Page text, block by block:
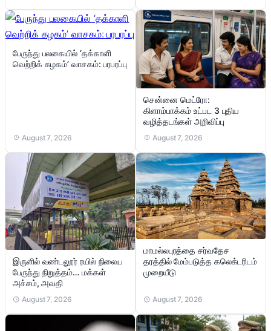
பேருந்து பலகையில் ‘தக்காளி
வெற்றிக் கழகம்’ வாசகம்: பரபரப்பு
August 7, 2026
சென்னை மெட்ரோ:
கிளாம்பாக்கம் உட்பட 3 புதிய
வழித்தடங்கள் அறிவிப்பு
August 7, 2026
இருளில் வண்டலூர் ரயில் நிலைய
பேருந்து நிறுத்தம்… மக்கள்
அச்சம், அவதி
August 7, 2026
மாமல்லபுரத்தை சர்வதேச
தரத்தில் மேம்படுத்த கலெக்டரிடம்
முறையீடு
August 7, 2026